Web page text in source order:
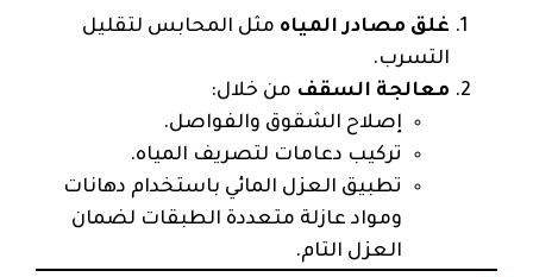
غلق مصادر المياه مثل المحابس لتقليل
التسرب.
معالجة السقف من خلال:
إصلاح الشقوق والفواصل.
تركيب دعامات لتصريف المياه.
تطبيق العزل المائي باستخدام دهانات
ومواد عازلة متعددة الطبقات لضمان
العزل التام.